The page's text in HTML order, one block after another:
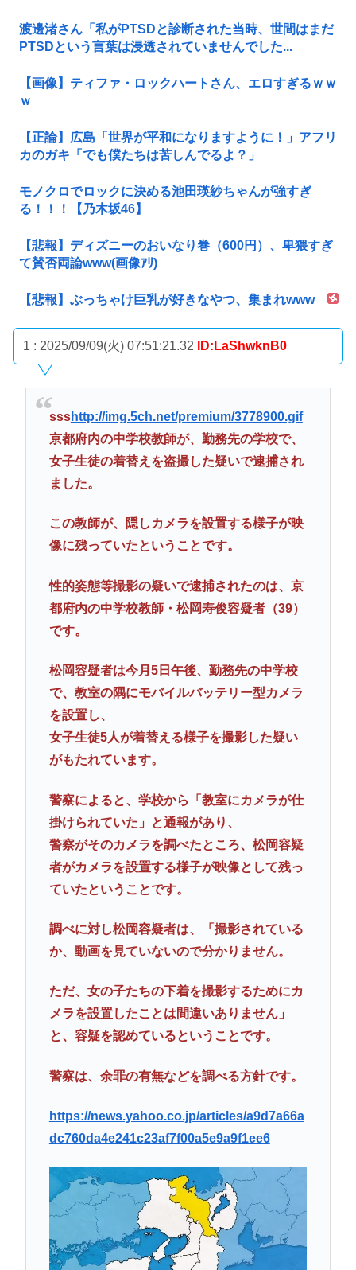
渡邊渚さん「私がPTSDと診断された当時、世間はまだ
PTSDという言葉は浸透されていませんでした...
【画像】ティファ・ロックハートさん、エロすぎるｗｗ
ｗ
【正論】広島「世界が平和になりますように！」アフリ
カのガキ「でも僕たちは苦しんでるよ？」
モノクロでロックに決める池田瑛紗ちゃんが強すぎ
る！！！【乃木坂46】
【悲報】ディズニーのおいなり巻（600円）、卑猥すぎ
て賛否両論www(画像ｱﾘ)
【悲報】ぶっちゃけ巨乳が好きなやつ、集まれwww
1 : 2025/09/09(火) 07:51:21.32 ID:LaShwknB0
ssshttp://img.5ch.net/premium/3778900.gif
京都府内の中学校教師が、勤務先の学校で、
女子生徒の着替えを盗撮した疑いで逮捕され
ました。
この教師が、隠しカメラを設置する様子が映
像に残っていたということです。
性的姿態等撮影の疑いで逮捕されたのは、京
都府内の中学校教師・松岡寿俊容疑者（39）
です。
松岡容疑者は今月5日午後、勤務先の中学校
で、教室の隅にモバイルバッテリー型カメラ
を設置し、
女子生徒5人が着替える様子を撮影した疑い
がもたれています。
警察によると、学校から「教室にカメラが仕
掛けられていた」と通報があり、
警察がそのカメラを調べたところ、松岡容疑
者がカメラを設置する様子が映像として残っ
ていたということです。
調べに対し松岡容疑者は、「撮影されている
か、動画を見ていないので分かりません。
ただ、女の子たちの下着を撮影するためにカ
メラを設置したことは間違いありません」
と、容疑を認めているということです。
警察は、余罪の有無などを調べる方針です。
https://news.yahoo.co.jp/articles/a9d7a66a
dc760da4e241c23af7f00a5e9a9f1ee6